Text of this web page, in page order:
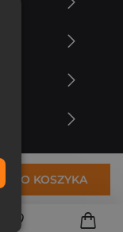
DO KOSZYKA